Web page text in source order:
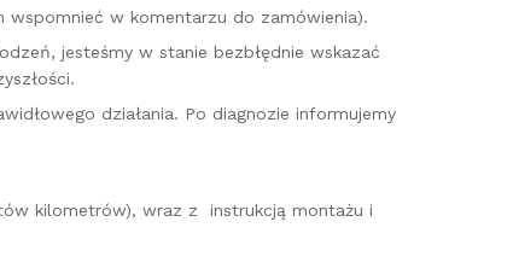
wspomnieć w komentarzu do zamówienia).
jesteśmy w stanie bezbłędnie wskazać
działania. Po diagnozie informujemy
kilometrów), wraz z instrukcją montażu i